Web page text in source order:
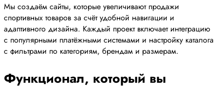
Мы создаём сайты, которые увеличивают продажи
спортивных товаров за счёт удобной навигации и
адаптивного дизайна. Каждый проект включает интеграцию
с популярными платёжными системами и настройку каталога
с фильтрами по категориям, брендам и размерам.
Функционал, который вы